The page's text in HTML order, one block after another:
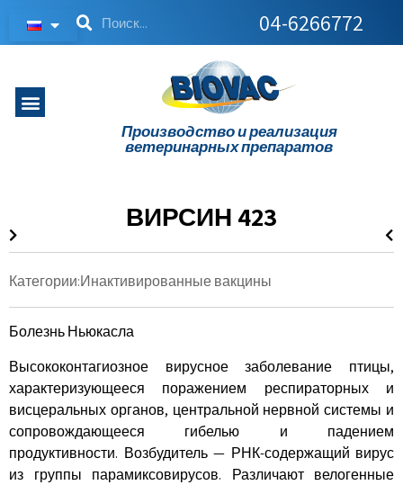
04-6266772
Производство и реализация
ветеринарных препаратов
ВИРСИН 423
Категории:Инактивированные вакцины
Болезнь Ньюкасла
Высококонтагиозное вирусное заболевание птицы,
характеризующееся поражением респираторных и
висцеральных органов, центральной нервной системы и
сопровождающееся гибелью и падением
продуктивности. Возбудитель — РНК-содержащий вирус
из группы парамиксовирусов. Различают велогенные